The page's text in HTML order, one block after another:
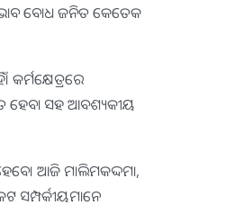
ବୋଧ ଜନିତ କେତେକ
ହେବା ସହ ଆବଶ୍ୟକୀୟ
ଆଜି ମାଲିମକଦ୍ଦମା,
ସମ୍ପର୍କୀୟମାନେ